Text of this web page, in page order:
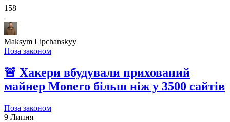
158
Maksym Lipchanskyy
Поза законом
🚨 Хакери вбудували прихований
майнер Monero більш ніж у 3500 сайтів
Поза законом
9 Липня